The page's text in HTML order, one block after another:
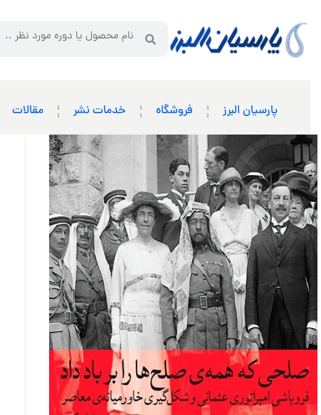
پارسیان البرز فروشگاه خدمات نشر مقالات